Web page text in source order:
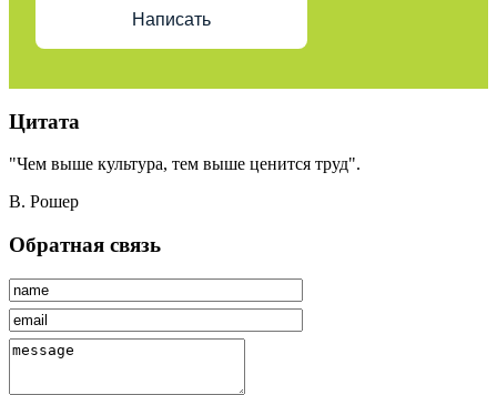
Написать
Цитата
"Чем выше культура, тем выше ценится труд".
В. Рошер
Обратная связь